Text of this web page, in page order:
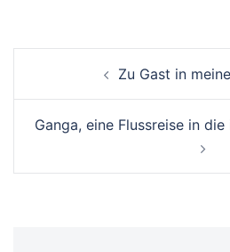
NavigationZu Gast in
Ganga, eine Flussreise in